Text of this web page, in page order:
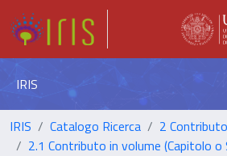
IRIS
IRIS Catalogo Ricerca
2
2.1 Contributo in volume (Capitolo o